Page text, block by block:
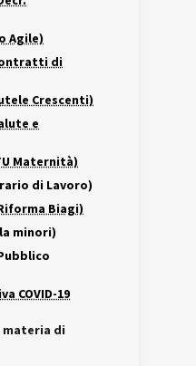
Agile)
di
Crescenti)
e
Maternità)
di Lavoro)
Biagi)
minori)
COVID-19
materia di